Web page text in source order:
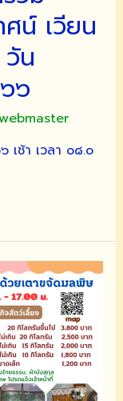
น์ เวียน
วัน
๖
เช้า เวลา ๐๘.๐